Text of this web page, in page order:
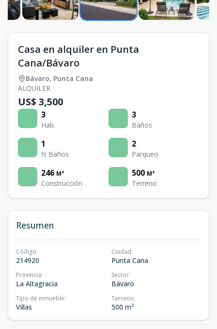
Casa en alquiler en Punta
Cana/Bávaro
Bávaro, Punta Cana
ALQUILER
US$ 3,500
3
Hab.
3
Baños
1
½ Baños
2
Parqueo
246 M²
Construcción
500 M²
Terreno
Resumen
Código:
214920
Ciudad:
Punta Cana
Provincia:
La Altagracia
Sector:
Bávaro
Tipo de inmueble:
Villas
Terreno:
500 m²